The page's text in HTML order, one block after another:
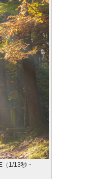
1/13秒・